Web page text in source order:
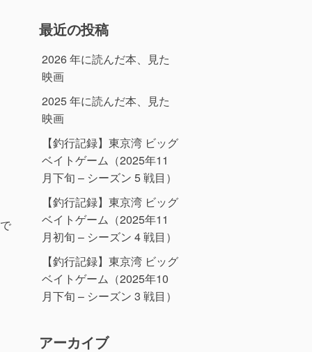
ー
最近の投稿
2026 年に読んだ本、見た
映画
2025 年に読んだ本、見た
映画
【釣行記録】東京湾 ビッグ
ベイトゲーム（2025年11
月下旬 – シーズン 5 戦目）
【釣行記録】東京湾 ビッグ
ベイトゲーム（2025年11
月初旬 – シーズン 4 戦目）
【釣行記録】東京湾 ビッグ
ベイトゲーム（2025年10
月下旬 – シーズン 3 戦目）
アーカイブ